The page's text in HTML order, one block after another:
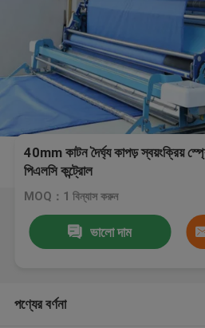
40mm কাটন দৈর্ঘ্য কাপড় স্বয়ংক্রিয়
পিএলসি কন্ট্রোল
MOQ：1 বিন্যাস করুন
ভালো দাম
পণ্যের বর্ণনা